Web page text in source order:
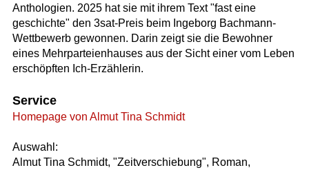
Anthologien. 2025 hat sie mit ihrem Text "fast eine
geschichte" den 3sat-Preis beim Ingeborg Bachmann-
Wettbewerb gewonnen. Darin zeigt sie die Bewohner
eines Mehrparteienhauses aus der Sicht einer vom Leben
erschöpften Ich-Erzählerin.
Service
Homepage von Almut Tina Schmidt
Auswahl:
Almut Tina Schmidt, "Zeitverschiebung", Roman,